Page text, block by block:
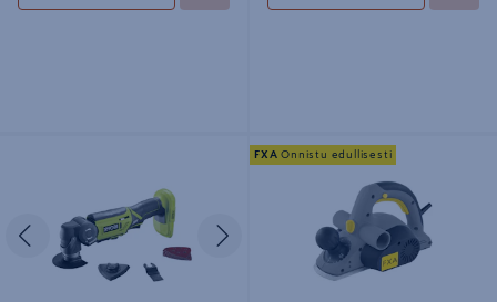
Edellinen
Höylä FXA 750W 82mm
FXA Onnistu edullisesti